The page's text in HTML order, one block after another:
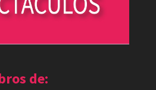
de: